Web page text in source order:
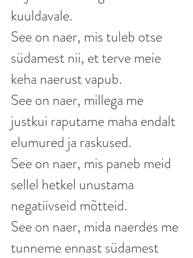
kuuldavale.
See on naer, mis tuleb otse
südamest nii, et terve meie
keha naerust vapub.
See on naer, millega me
justkui raputame maha endalt
elumured ja raskused.
See on naer, mis paneb meid
sellel hetkel unustama
negatiivseid mõtteid.
See on naer, mida naerdes me
tunneme ennast südamest